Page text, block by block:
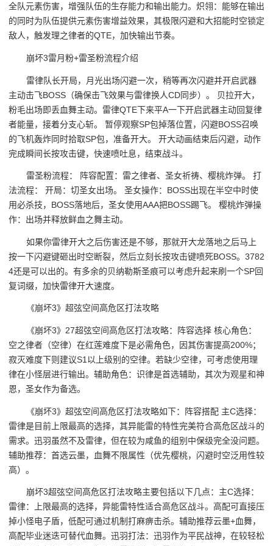
全队元素伤害，增强队伍的生存能力和输出能力。炽翎：能够在输出
的同时为队伍提供元素伤害增益效果，其极限闪避和大招能时空锁定
敌人，触发理之律者的QTE，加快输出节奏。
崩坏3雷月粉+雷圣粉流程介绍
雷律队长开局，月光出场闪避一次，稍等再次闪避并开启武器
主动击飞BOSS（确保击飞效果与雷律换人CD同步）。 贝拉开大，
粉毛出场即丢血舞主动。雷律QTE下来平A一下开启武器主动回复律
者能量，接着分支心斩。 暂停观察SP包掉落位置，闪避BOSS召唤
的飞机轰炸同时拾取SP包，准备开大。 开大动画结束后闪避，动作
完成瞬间长按攻击键，快速喷吐息，结束战斗。
雷圣粉流程： 阵容配置：雷之律者、圣女祈祷、樱桃炸弹。 打
法流程： 开局：切圣女出场。 圣女操作：BOSS出现在半空中时使
用必杀技，BOSS落地后，圣女使用AAA把BOSS踢飞。 樱桃炸弹操
作：出场并释放鲜血之舞主动。
如果你雷律开大之后伤害还是不够，那就开大龙落地之后马上
按一下闪避键砸出时空断裂，然后立刻长按攻击键喷死BOSS。3782
4还是可以出的。有多余的贝纳勒斯圣痕可以考虑升起来刷一个SP回
复词缀，加快雷律开大速度。
《崩坏3》超弦空间高危区打法攻略
《崩坏3》27超弦空间高危区打法攻略：阵容选择 核心角色：
空之律者（空律）在红莲难度下是必需角色，因其伤害提高200%；
寂灭难度下则建议S1以上级别的空律。若缺少空律，可考虑使用理
律在小怪层进行输出。辅助角色：识律是首选辅助，其次为观星和神
恩，圣女作为备选。
《崩坏3》超弦空间高危区打法攻略如下：阵容搭配 主C选择：
雷律是目前上限最高的选择，其异能雷的特性完美符合高危区战斗的
需求。迅羽虽然不及雷律，但在较为咸鱼的组别中保级完全没问题。
辅助推荐：首选云墨，血舞不限属性（优先樱桃，闪避时空泛用性较
高）。
崩坏3超弦空间高危区打法攻略主要包括以下几点：主C选择：
雷律：上限最高的选择，异能雷特性适合高危区战斗。高配可直接压
掉小怪电子盾，低配可通过机制打麻痹击杀。辅助推荐云墨+血舞，
高配毕业迷迭可替代血舞。迅羽打法：迅羽作为平民战神，在较轻松